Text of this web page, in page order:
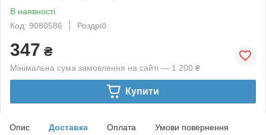
В наявності
Код: 9080586
Роздріб
347 ₴
Мінімальна сума замовлення на сайті — 1 200 ₴
Купити
Опис Доставка Оплата Умови повернення